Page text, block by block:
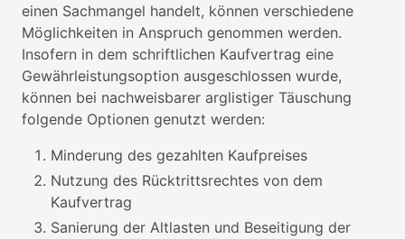
einen Sachmangel handelt, können verschiedene
Möglichkeiten in Anspruch genommen werden.
Insofern in dem schriftlichen Kaufvertrag eine
Gewährleistungsoption ausgeschlossen wurde,
können bei nachweisbarer arglistiger Täuschung
folgende Optionen genutzt werden:
Minderung des gezahlten Kaufpreises
Nutzung des Rücktrittsrechtes von dem
Kaufvertrag
Sanierung der Altlasten und Beseitigung der